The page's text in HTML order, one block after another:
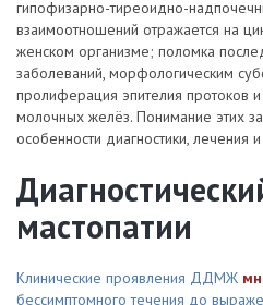
гипофизарно-тиреоидно-
взаимоотношений отражается на
женском организме; поломка
заболеваний, морфологическим
пролиферация эпителия протоков и
молочных желёз. Понимание этих
особенности диагностики,
мастопатии
Клинические проявления ДДМЖ
бессимптомного течения до